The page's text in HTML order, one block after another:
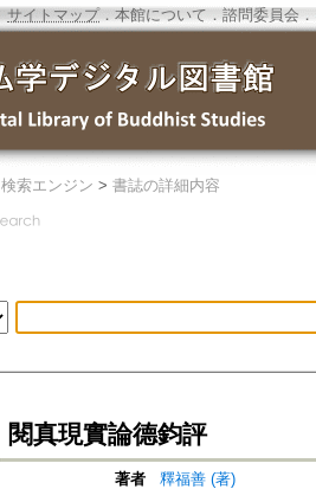
サイトマップ．本館について ． 諮問委員会 ．
検索エンジン > 書誌の詳細内容
閱真現實論德鈞評
著者
釋福善 (著)